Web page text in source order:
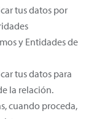
tus datos por
y Entidades de
tus datos para
la relación.
cuando proceda,